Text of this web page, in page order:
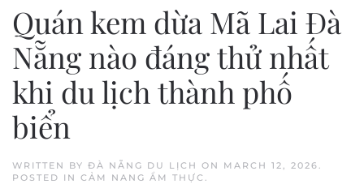
Quán kem dừa Mã Lai Đà
Nẵng nào đáng thử nhất
khi du lịch thành phố
biển
WRITTEN BY ĐÀ NẴNG DU LỊCH ON MARCH 12, 2026
POSTED IN CẢM NANG ẨM THỰC